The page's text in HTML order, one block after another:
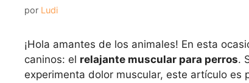
por Ludi
¡Hola amantes de los animales! En esta
caninos: el relajante muscular para perros.
experimenta dolor muscular, este artículo es